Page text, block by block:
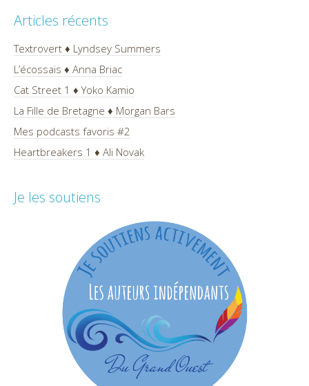
Articles récents
Textrovert ♦ Lyndsey Summers
L’écossais ♦ Anna Briac
Cat Street 1 ♦ Yoko Kamio
La Fille de Bretagne ♦ Morgan Bars
Mes podcasts favoris #2
Heartbreakers 1 ♦ Ali Novak
Je les soutiens